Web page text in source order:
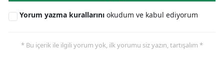
Yorum yazma kurallarını okudum ve kabul ediyorum
* Bu içerik ile ilgili yorum yok, ilk yorumu siz yazın, tartışalım *